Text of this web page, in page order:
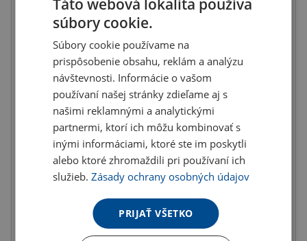
Množstevné zľavy
10 ks
7.12 €
20 ks
6.89 €
od
100
6.13 €
(-20.00%)
od
ks
5.74 €
(-25.00%)
300
5.36 €
(-30.00
U partnera 50690 ks môžete mať 11.8. až 17.8.
Do košíka
Táto webová lokalita používa
súbory cookie.
Súbory cookie používame na
prispôsobenie obsahu, reklám a analýzu
návštevnosti. Informácie o vašom
používaní našej stránky zdieľame aj s
našimi reklamnými a analytickými
partnermi, ktorí ich môžu kombinovať s
inými informáciami, ktoré ste im poskytli
alebo ktoré zhromaždili pri používaní ich
služieb.Zásady ochrany osobných údajov
PRIJAŤ VŠETKO